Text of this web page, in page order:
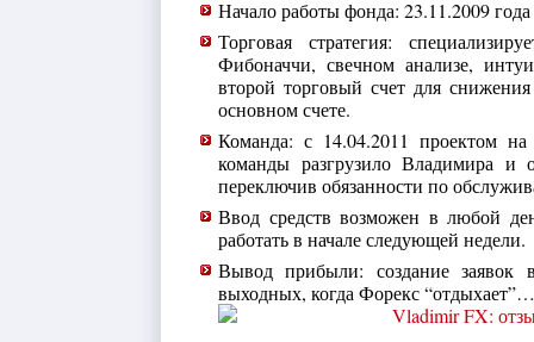
Начало работы фонда: 23.11.2009 года
Торговая стратегия:
Фибоначчи, свечном анализе,
второй торговый счет для
основном счете.
Команда: с 14.04.2011 проектом на
команды разгрузило Владимира и
переключив обязанности по
Ввод средств возможен в любой
работать в начале следующей недели.
Вывод прибыли: создание заявок
выходных, когда Форекс “отдыхает”…